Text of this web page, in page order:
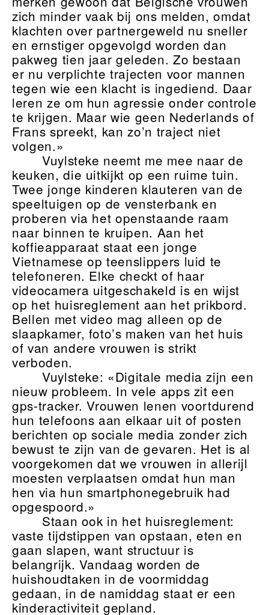
zich minder vaak bij ons melden, omdat
klachten over partnergeweld nu sneller
en ernstiger opgevolgd worden dan
pakweg tien jaar geleden. Zo bestaan
er nu verplichte trajecten voor mannen
tegen wie een klacht is ingediend. Daar
leren ze om hun agressie onder controle
te krijgen. Maar wie geen Nederlands of
Frans spreekt, kan zo’n traject niet
volgen.»
Vuylsteke neemt me mee naar de
keuken, die uitkijkt op een ruime tuin.
Twee jonge kinderen klauteren van de
speeltuigen op de vensterbank en
proberen via het openstaande raam
naar binnen te kruipen. Aan het
koffieapparaat staat een jonge
Vietnamese op teenslippers luid te
telefoneren. Elke checkt of haar
videocamera uitgeschakeld is en wijst
op het huisreglement aan het prikbord.
Bellen met video mag alleen op de
slaapkamer, foto’s maken van het huis
of van andere vrouwen is strikt
verboden.
Vuylsteke: «Digitale media zijn een
nieuw probleem. In vele apps zit een
gps-tracker. Vrouwen lenen voortdurend
hun telefoons aan elkaar uit of posten
berichten op sociale media zonder zich
bewust te zijn van de gevaren. Het is al
voorgekomen dat we vrouwen in allerijl
moesten verplaatsen omdat hun man
hen via hun smartphonegebruik had
opgespoord.»
Staan ook in het huisreglement:
vaste tijdstippen van opstaan, eten en
gaan slapen, want structuur is
belangrijk. Vandaag worden de
huishoudtaken in de voormiddag
gedaan, in de namiddag staat er een
kinderactiviteit gepland.